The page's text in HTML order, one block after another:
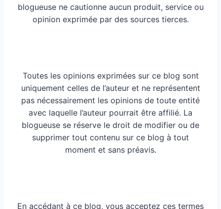
blogueuse ne cautionne aucun produit, service ou
opinion exprimée par des sources tierces.
Toutes les opinions exprimées sur ce blog sont
uniquement celles de l’auteur et ne représentent
pas nécessairement les opinions de toute entité
avec laquelle l’auteur pourrait être affilié. La
blogueuse se réserve le droit de modifier ou de
supprimer tout contenu sur ce blog à tout
moment et sans préavis.
En accédant à ce blog, vous acceptez ces termes